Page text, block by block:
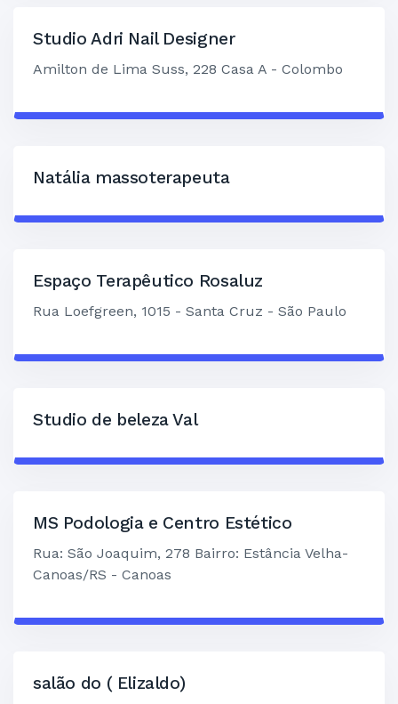
Studio Adri Nail Designer
Amilton de Lima Suss, 228 Casa A - Colombo
Natália massoterapeuta
Espaço Terapêutico Rosaluz
Rua Loefgreen, 1015 - Santa Cruz - São Paulo
Studio de beleza Val
MS Podologia e Centro Estético
Rua: São Joaquim, 278 Bairro: Estância Velha-
Canoas/RS - Canoas
salão do ( Elizaldo)